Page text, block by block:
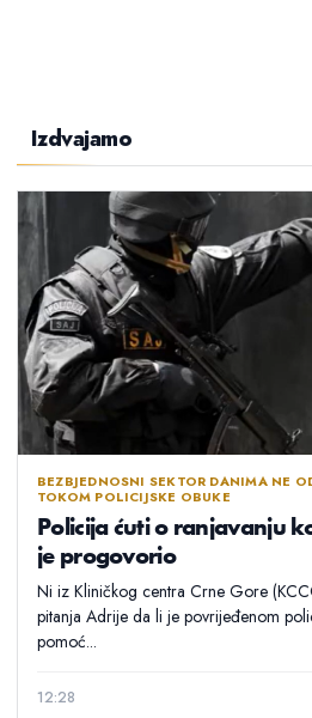
Izdvajamo
BEZBJEDNOSNI SEKTOR DANIMA NE
TOKOM POLICIJSKE OBUKE
Policija ćuti o ranjavanju
je progovorio
Ni iz Kliničkog centra Crne Gore
pitanja Adrije da li je povrijeđenom
pomoć...
12:28